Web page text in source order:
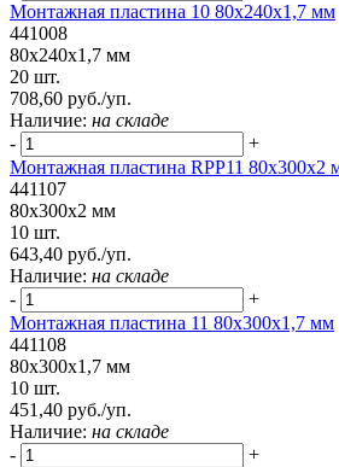
Монтажная пластина 10 80x240x1,7 мм
441008
80x240x1,7 мм
20 шт.
708,60 руб./уп.
Наличие: на складе
-
+
Монтажная пластина RPP11 80x300x2
441107
80x300x2 мм
10 шт.
643,40 руб./уп.
Наличие: на складе
-
+
Монтажная пластина 11 80x300x1,7 мм
441108
80x300x1,7 мм
10 шт.
451,40 руб./уп.
Наличие: на складе
-
+